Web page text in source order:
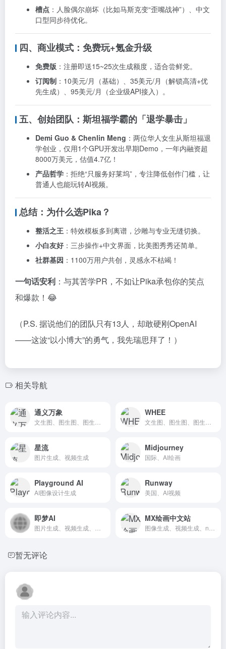
槽点 ：人脸偶尔崩坏（比如马斯克变“歪嘴战神”）、中文
口型同步待优化。
四、商业模式：免费玩+氪金升级
免费版 ：注册即送15~25次生成额度，适合尝鲜党。
订阅制 ：10美元/月（基础）、35美元/月（解锁高清+优
先生成）、95美元/月（企业级API接入）。
五、创始团队：斯坦福学霸的「退学暴击」
Demi Guo & Chenlin Meng ：两位华人女生从斯坦福退
学创业，仅用1个GPU开发出早期Demo，一年内融资超
8000万美元，估值4.7亿！
产品哲学 ：拒绝“只服务好莱坞”，专注降低创作门槛，让
普通人也能玩转AI视频。
总结：为什么选Pika？
整活之王 ：特效模板多到离谱，沙雕与专业无缝切换。
小白友好 ：三步操作+中文界面，比美图秀秀还简单。
社群基因 ：1100万用户共创，灵感永不枯竭！
一句话安利 ：与其苦学PR，不如让Pika承包你的笑点
和爆款！😂
（P.S. 据说他们的团队只有13人，却敢硬刚OpenAI
——这波“以小博大”的勇气，我先瑞思拜了！）
相关导航
通义万象 WHEE
星流
图片生成、视频生成
Midjourney
国际、AI绘画
Playground AI
AI图像设计生成
Runway
美国、AI视频
即梦AI MX绘画中文站
暂无评论